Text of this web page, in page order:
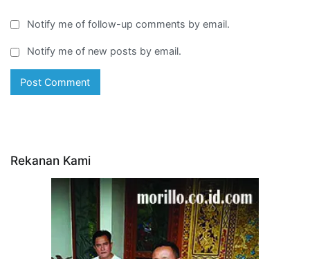
Notify me of follow-up comments by email.
Notify me of new posts by email.
Rekanan Kami